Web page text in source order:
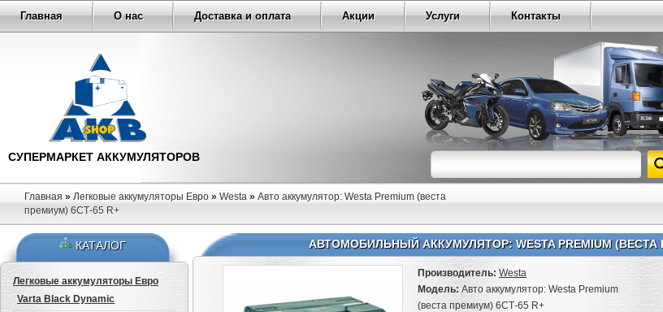
Главная О нас Доставка и оплата Акции Услуги Контакты
СУПЕРМАРКЕТ АККУМУЛЯТОРОВ
Главная » Легковые аккумуляторы Евро » Westa » Авто аккумулятор: Westa Premium (веста
премиум) 6СТ-65 R+
КАТАЛОГ
Легковые аккумуляторы Евро
Varta Black Dynamic
АВТОМОБИЛЬНЫЙ АККУМУЛЯТОР: WESTA PREMIUM (ВЕСТА
Производитель: Westa
Модель: Авто аккумулятор: Westa Premium
(веста премиум) 6СТ-65 R+